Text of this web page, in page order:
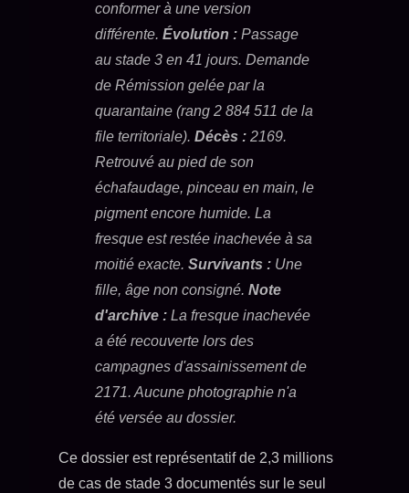
conformer à une version
différente. Évolution : Passage
au stade 3 en 41 jours. Demande
de Rémission gelée par la
quarantaine (rang 2 884 511 de la
file territoriale). Décès : 2169.
Retrouvé au pied de son
échafaudage, pinceau en main, le
pigment encore humide. La
fresque est restée inachevée à sa
moitié exacte. Survivants : Une
fille, âge non consigné. Note
d'archive : La fresque inachevée
a été recouverte lors des
campagnes d'assainissement de
2171. Aucune photographie n'a
été versée au dossier.
Ce dossier est représentatif de 2,3 millions
de cas de stade 3 documentés sur le seul